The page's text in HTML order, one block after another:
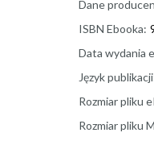
Dane
ISBN Ebooka:
Data wydania
Język
Rozmiar pliku
Rozmiar pliku